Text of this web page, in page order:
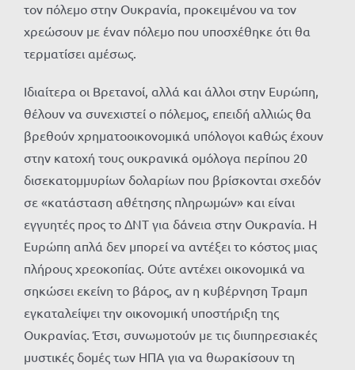
τον πόλεμο στην Ουκρανία, προκειμένου να τον
χρεώσουν με έναν πόλεμο που υποσχέθηκε ότι θα
τερματίσει αμέσως.
Ιδιαίτερα οι Βρετανοί, αλλά και άλλοι στην Ευρώπη,
θέλουν να συνεχιστεί ο πόλεμος, επειδή αλλιώς θα
βρεθούν χρηματοοικονομικά υπόλογοι καθώς έχουν
στην κατοχή τους ουκρανικά ομόλογα περίπου 20
δισεκατομμυρίων δολαρίων που βρίσκονται σχεδόν
σε «κατάσταση αθέτησης πληρωμών» και είναι
εγγυητές προς το ΔΝΤ για δάνεια στην Ουκρανία. Η
Ευρώπη απλά δεν μπορεί να αντέξει το κόστος μιας
πλήρους χρεοκοπίας. Ούτε αντέχει οικονομικά να
σηκώσει εκείνη το βάρος, αν η κυβέρνηση Τραμπ
εγκαταλείψει την οικονομική υποστήριξη της
Ουκρανίας. Έτσι, συνωμοτούν με τις διυπηρεσιακές
μυστικές δομές των ΗΠΑ για να θωρακίσουν τη